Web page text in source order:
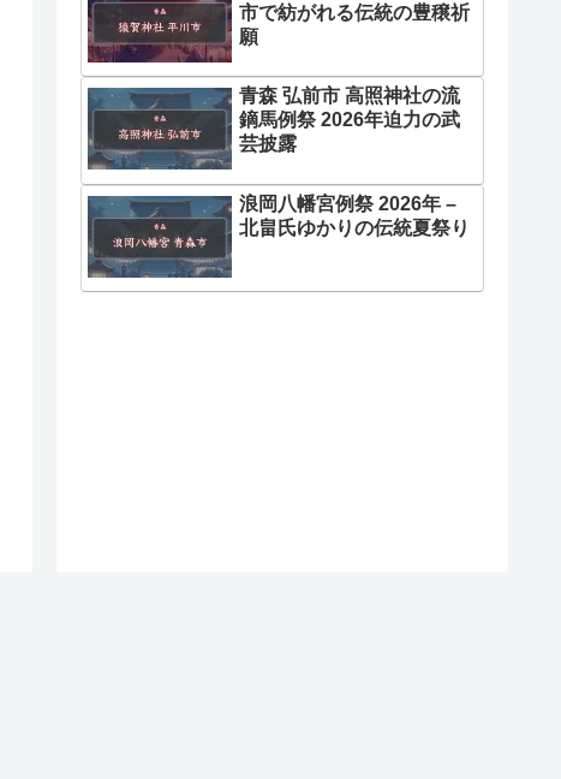
市で紡がれる伝統の豊穣祈
願
青森 弘前市 高照神社の流
鏑馬例祭 2026年迫力の武
芸披露
浪岡八幡宮例祭 2026年 –
北畠氏ゆかりの伝統夏祭り